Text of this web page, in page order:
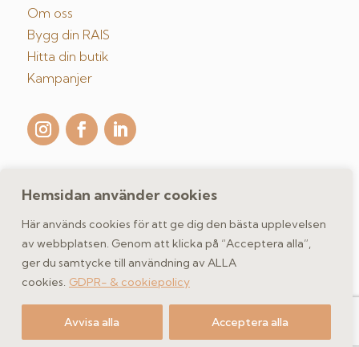
Hemsidan använder cookies
Här används cookies för att ge dig den bästa upplevelsen
av webbplatsen. Genom att klicka på “Acceptera alla”,
ger du samtycke till användning av ALLA
cookies. GDPR- & cookiepolicy
Avvisa alla Acceptera alla
Om oss
Bygg din RAIS
Hitta din butik
Kampanjer
GDPR- & cookiepolicy